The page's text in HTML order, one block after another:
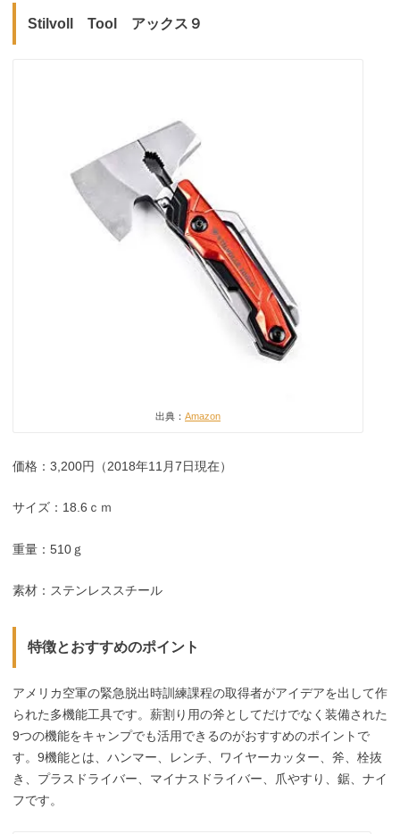
Stilvoll Tool アックス９
出典： Amazon
価格：3,200円（2018年11月7日現在）
サイズ：18.6ｃｍ
重量：510ｇ
素材：ステンレススチール
特徴とおすすめのポイント
アメリカ空軍の緊急脱出時訓練課程の取得者がアイデアを出して作
られた多機能工具です。薪割り用の斧としてだけでなく装備された
9つの機能をキャンプでも活用できるのがおすすめのポイントで
す。9機能とは、ハンマー、レンチ、ワイヤーカッター、斧、栓抜
き、プラスドライバー、マイナスドライバー、爪やすり、鋸、ナイ
フです。